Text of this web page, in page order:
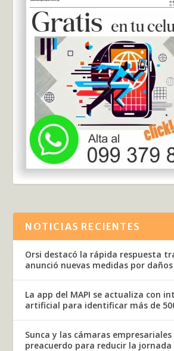
NOTICIAS RECIENTES
Orsi destacó la rápida respuesta
anunció nuevas medidas por
La app del MAPI se actualiza con
artificial para identificar más de
Sunca y las cámaras
preacuerdo para reducir la